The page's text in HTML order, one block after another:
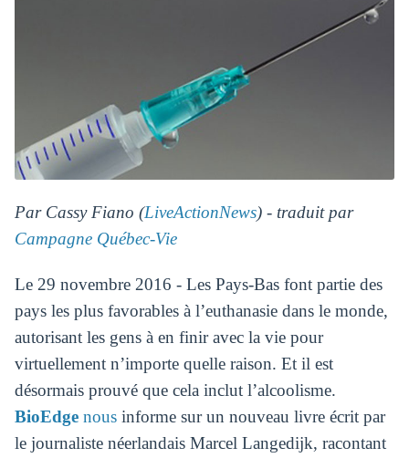
Par Cassy Fiano (LiveActionNews) - traduit par
Campagne Québec-Vie
Le 29 novembre 2016 - Les Pays-Bas font partie des
pays les plus favorables à l’euthanasie dans le monde,
autorisant les gens à en finir avec la vie pour
virtuellement n’importe quelle raison. Et il est
désormais prouvé que cela inclut l’alcoolisme.
BioEdge nous informe sur un nouveau livre écrit par
le journaliste néerlandais Marcel Langedijk, racontant